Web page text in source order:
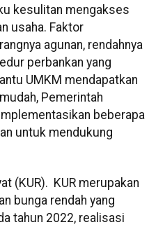
kesulitan mengakses
usaha. Faktor
agunan, rendahnya
perbankan yang
UMKM mendapatkan
Pemerintah
beberapa
untuk mendukung
(KUR). KUR merupakan
bunga rendah yang
tahun 2022, realisasi